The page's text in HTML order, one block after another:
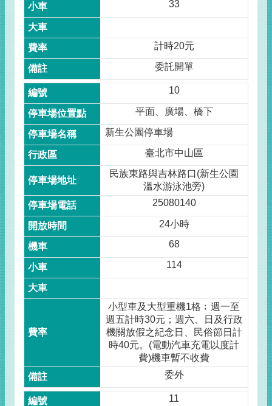
33
計時20元
委託開單
10
平面、廣場、橋下
新生公園停車場
臺北市中山區
民族東路與吉林路口(新生公園
溫水游泳池旁)
25080140
24小時
68
114
小型車及大型重機1格﹔週一至
週五計時30元；週六、日及行政
機關放假之紀念日、民俗節日計
時40元。(電動汽車充電以度計
費)機車暫不收費
委外
11